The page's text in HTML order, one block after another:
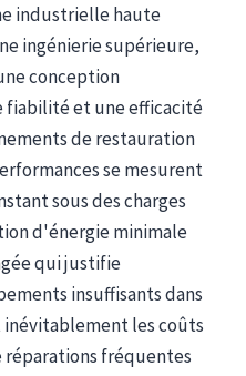
industrielle haute
ingénierie supérieure,
conception
et une efficacité
de restauration
se mesurent
sous des charges
d'énergie minimale
qui justifie
insuffisants dans
les coûts
réparations fréquentes